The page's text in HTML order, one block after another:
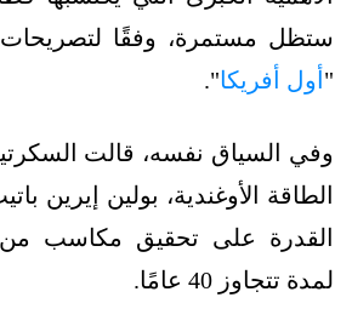
ستظل مستمرة، وفقًا لتصريحات
" أول أفريكا".
وفي السياق نفسه، قالت
الطاقة الأوغندية، بولين إيرين
القدرة على تحقيق مكاسب
لمدة تتجاوز 40 عامًا.